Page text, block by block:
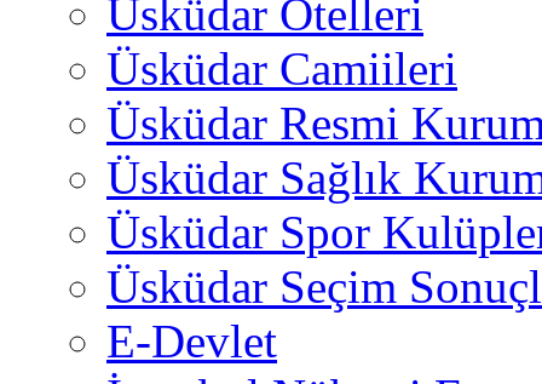
Üsküdar Otelleri
Üsküdar Camiileri
Üsküdar Resmi
Üsküdar Sağlık
Üsküdar Spor
Üsküdar Seçim
E-Devlet